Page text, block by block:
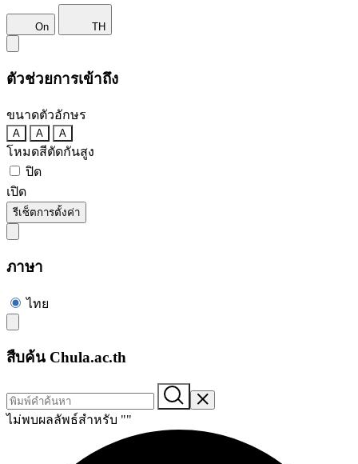
On TH
ตัวช่วยการเข้าถึง
ขนาดตัวอักษร
A A A
โหมดสีตัดกันสูง
ปิด
เปิด
รีเซ็ตการตั้งค่า
ภาษา
ไทย
สืบค้น Chula.ac.th
ไม่พบผลลัพธ์สำหรับ ""